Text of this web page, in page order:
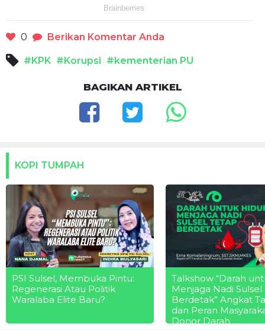
0 Berikan Komentar Anda
#KPK #Korupsi #kementerian PU
BAGIKAN ARTIKEL
KOPI TUMPAH
PSI Sulsel, Membuka Pintu:
Regenerasi Atau Politik
Waralaba Elite Baru?
Talkshow “Darah
Menjaga Nadi Sulsel
Berdetak” Angkat
dan Peran
Donor Darah